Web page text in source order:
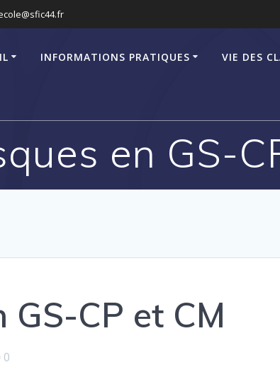
INFORMATIONS PRATIQUES VIE DES
en GS-
GS-CP et CM
0